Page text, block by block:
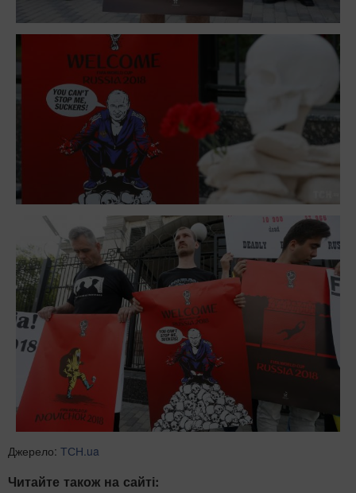
Джерело: ТСН.ua
Читайте також на сайті: